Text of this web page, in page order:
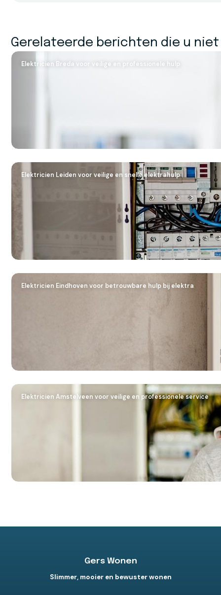
Gerelateerde berichten die u niet
Elektricien Breda voor veilige en professionele hulp
Elektricien Leiden voor veilige en snelle elektrahulp
Elektricien Eindhoven voor betrouwbare hulp bij elektra
Elektricien Amstelveen voor veilige en professionele service
Gers Wonen
Slimmer, mooier en bewuster wonen